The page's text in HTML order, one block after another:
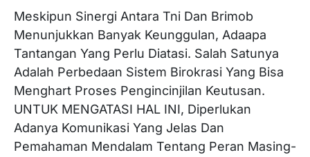
Meskipun Sinergi Antara Tni Dan Brimob
Menunjukkan Banyak Keunggulan, Adaapa
Tantangan Yang Perlu Diatasi. Salah Satunya
Adalah Perbedaan Sistem Birokrasi Yang Bisa
Menghart Proses Pengincinjilan Keutusan.
UNTUK MENGATASI HAL INI, Diperlukan
Adanya Komunikasi Yang Jelas Dan
Pemahaman Mendalam Tentang Peran Masing-